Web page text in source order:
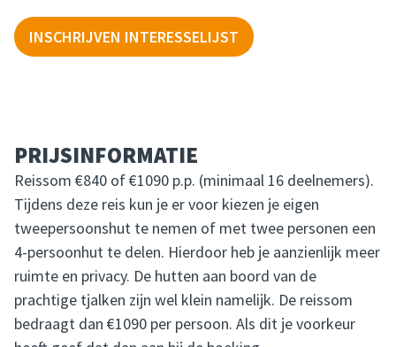
INSCHRIJVEN INTERESSELIJST
PRIJSINFORMATIE
Reissom €840 of €1090 p.p. (minimaal 16 deelnemers).
Tijdens deze reis kun je er voor kiezen je eigen
tweepersoonshut te nemen of met twee personen een
4-persoonhut te delen. Hierdoor heb je aanzienlijk meer
ruimte en privacy. De hutten aan boord van de
prachtige tjalken zijn wel klein namelijk. De reissom
bedraagt dan €1090 per persoon. Als dit je voorkeur